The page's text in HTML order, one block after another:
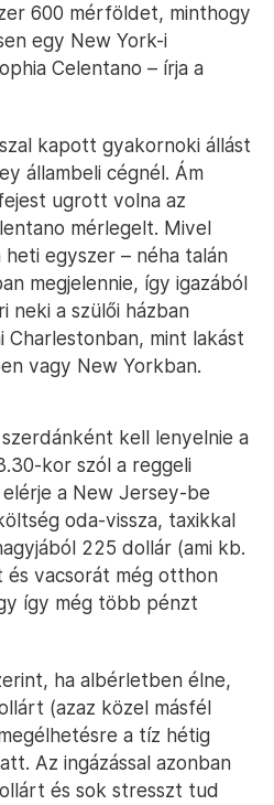
600 mérföldet, minthogy
egy New York-i
Celentano – írja a
kapott gyakornoki állást
állambeli cégnél. Ám
ugrott volna az
mérlegelt. Mivel
egyszer – néha talán
megjelennie, így igazából
neki a szülői házban
Charlestonban, mint lakást
vagy New Yorkban.
kell lenyelnie a
kor szól a reggeli
a New Jersey-be
oda-vissza, taxikkal
225 dollár (ami kb.
vacsorát még otthon
így még több pénzt
ha albérletben élne,
(azaz közel másfél
a tíz hétig
Az ingázással azonban
és sok stresszt tud